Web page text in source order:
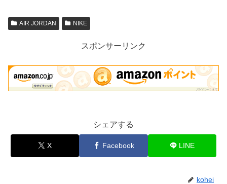
AIR JORDAN NIKE
スポンサーリンク
シェアする
X Facebook LINE
kohei